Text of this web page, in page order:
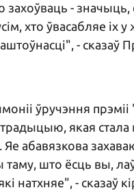
захоўваць -
хто ўвасабляе іх
- сказаў
ўручэння
якая стала
абавязкова
што ёсць вы,
натхняе", - сказаў